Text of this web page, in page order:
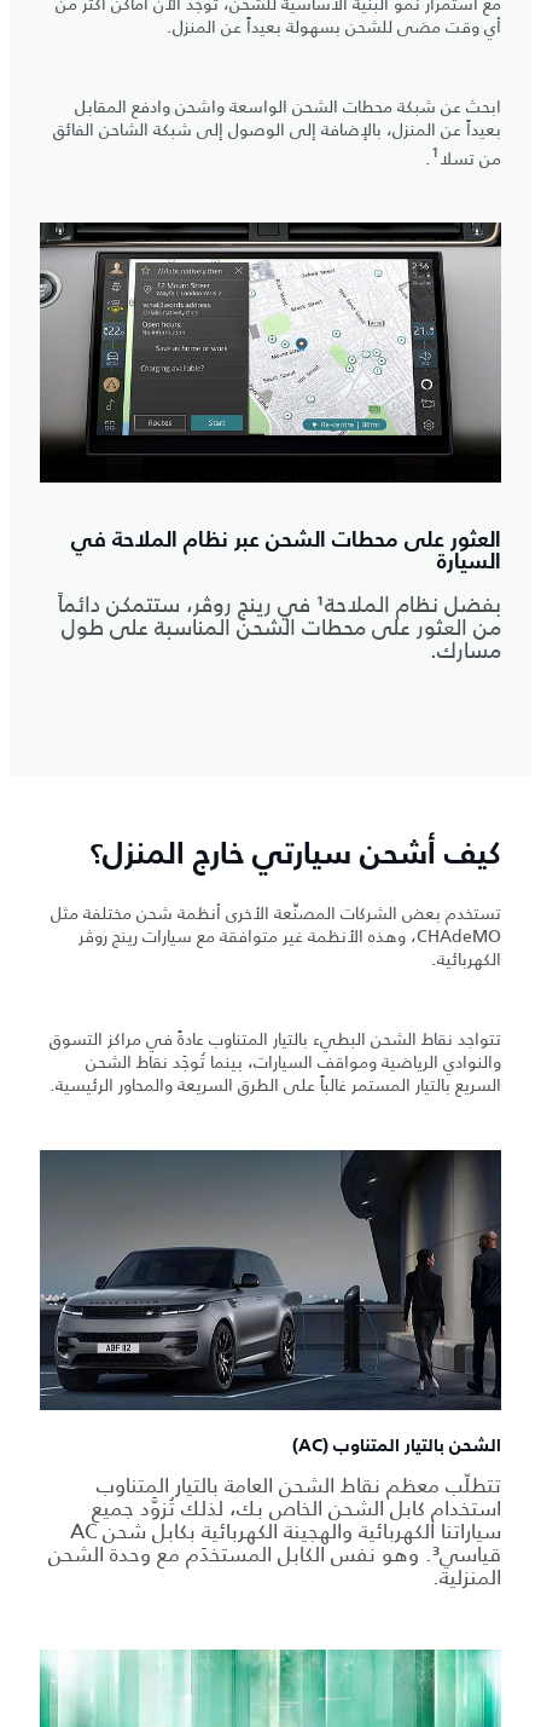
أي وقت مضى للشحن بسهولة بعيداً عن المنزل.
ابحث عن شبكة محطات الشحن الواسعة واشحن وادفع المقابل
بعيداً عن المنزل، بالإضافة إلى الوصول إلى شبكة الشاحن الفائق
من تسلا1
.
العثور على محطات الشحن عبر نظام الملاحة في
السيارة
بفضل نظام الملاحة¹ في رينج روڤر، ستتمكن دائماً
من العثور على محطات الشحن المناسبة على طول
مسارك.
كيف أشحن سيارتي خارج المنزل؟
تستخدم بعض الشركات المصنِّعة الأخرى أنظمة شحن مختلفة مثل
CHAdeMO، وهذه الأنظمة غير متوافقة مع سيارات رينج روڤر
الكهربائية.
تتواجد نقاط الشحن البطيء بالتيار المتناوب عادةً في مراكز التسوق
والنوادي الرياضية ومواقف السيارات، بينما تُوجَد نقاط الشحن
السريع بالتيار المستمر غالباً على الطرق السريعة والمحاور الرئيسية.
الشحن بالتيار المتناوب (AC)
تتطلّب معظم نقاط الشحن العامة بالتيار المتناوب
استخدام كابل الشحن الخاص بك، لذلك تُزوَّد جميع
سياراتنا الكهربائية والهجينة الكهربائية بكابل شحن AC
قياسي³. وهو نفس الكابل المستخدَم مع وحدة الشحن
المنزلية.